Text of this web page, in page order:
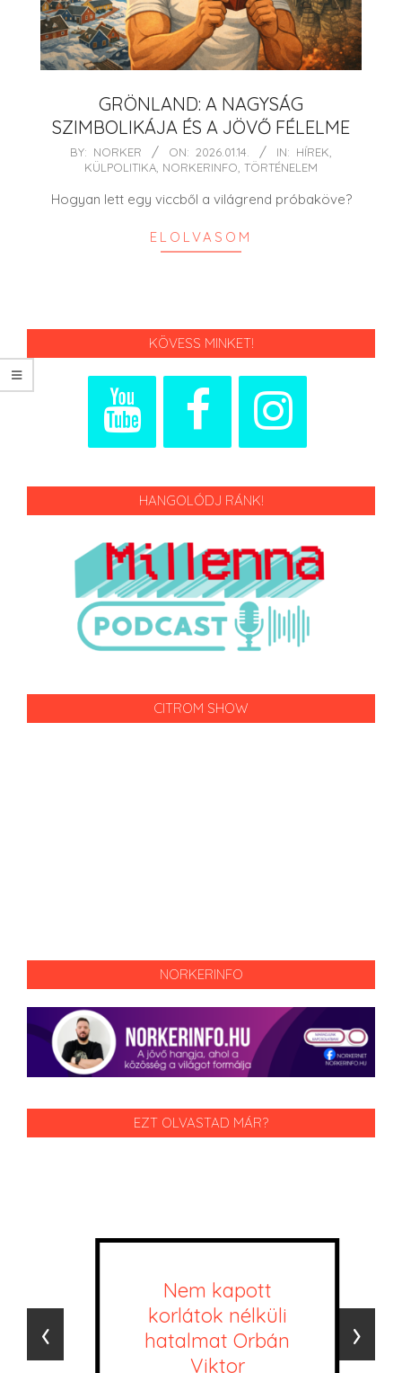
GRÖNLAND: A NAGYSÁG
SZIMBOLIKÁJA ÉS A JÖVŐ FÉLELME
2026-BY: NORKER ON: 2026.01.14. IN: HÍREK,
KÜLPOLITIKA, NORKERINFO, TÖRTÉNELEM
Hogyan lett egy viccből a világrend próbaköve?
ELOLVASOM
KÖVESS MINKET!
HANGOLÓDJ RÁNK!
CITROM SHOW
NORKERINFO
EZT OLVASTAD MÁR?
Nem kapott
korlátok nélküli
hatalmat Orbán
Viktor
‹ ›